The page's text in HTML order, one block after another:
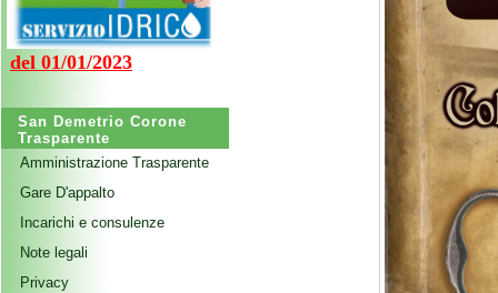
del 01/01/2023
San Demetrio Corone
Trasparente
Amministrazione Trasparente
Gare D'appalto
Incarichi e consulenze
Note legali
Privacy